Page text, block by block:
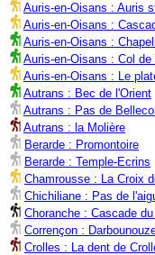
Auris-en-Oisans : Auris
Auris-en-Oisans :
Auris-en-Oisans :
Auris-en-Oisans : Col de
Auris-en-Oisans : Le
Autrans : Bec de l'Orient
Autrans : Pas de
Autrans : la Molière
Berarde : Promontoire
Berarde : Temple-Ecrins
Chamrousse : La Croix
Chichiliane : Pas de
Choranche : Cascade
Corrençon :
Crolles : La dent de